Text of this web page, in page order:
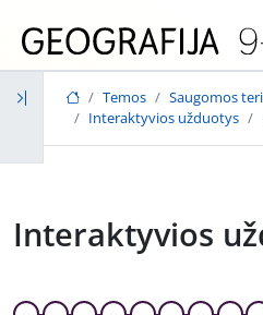
Temos
Saugomos
Interaktyvios užduotys
Interaktyvios